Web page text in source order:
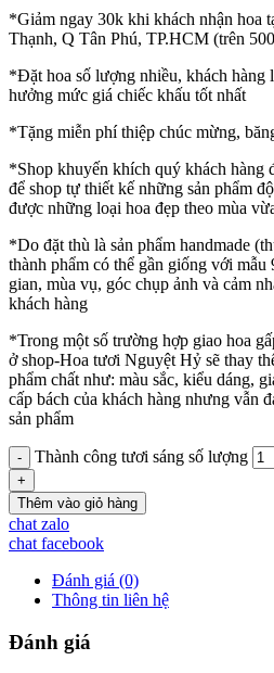
*Giảm ngay 30k khi khách nhận hoa
Thạnh, Q Tân Phú, TP.HCM (trên
*Đặt hoa số lượng nhiều, khách hàng
hưởng mức giá chiếc khấu tốt nhất
*Tặng miễn phí thiệp chúc mừng,
*Shop khuyến khích quý khách hàng
để shop tự thiết kế những sản phẩm
được những loại hoa đẹp theo mùa
*Do đặt thù là sản phẩm handmade
thành phẩm có thể gần giống với
gian, mùa vụ, góc chụp ảnh và cảm
khách hàng
*Trong một số trường hợp giao hoa
ở shop-Hoa tươi Nguyệt Hỷ sẽ thay
phẩm chất như: màu sắc, kiểu dáng,
cấp bách của khách hàng nhưng vẫn
sản phẩm
Thành công tươi sáng số lượng
Thêm vào giỏ hàng
chat zalo
chat facebook
Đánh giá (0)
Thông tin liên hệ
Đánh giá